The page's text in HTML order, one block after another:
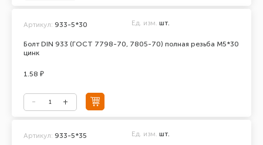
Болт DIN 933 (ГОСТ 7798-70, 7805-70) полная резьба М5*30
цинк
Артикул: 933-5*30 Ед. изм. шт.
1.58 ₽
Артикул: 933-5*35 Ед. изм. шт.